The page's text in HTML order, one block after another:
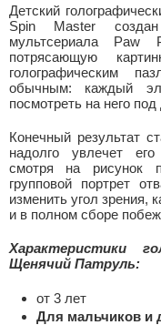
Детский
Spin Master
мультсериала Paw
потрясающую
голографическим
обычным: каждый
посмотреть на него
Конечный результат
надолго увлечет
смотря на рисунок
групповой портрет
изменить угол зрения,
и в полном сборе
Характеристики
Щенячий Патруль:
от 3 лет
Для мальчиков и